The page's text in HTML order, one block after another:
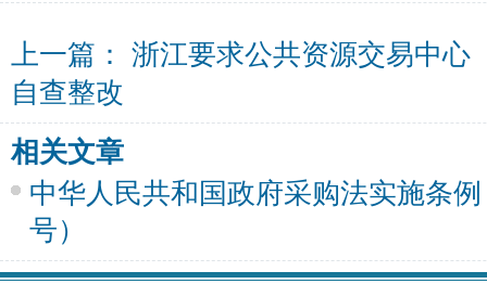
上一篇： 浙江要求公共资源交易中心
自查整改
相关文章
中华人民共和国政府采购法实施条
号）